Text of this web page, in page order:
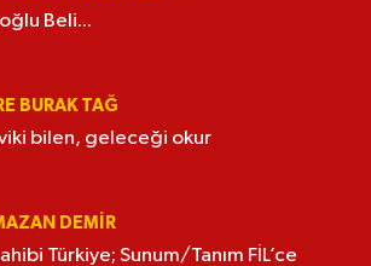
Beli...
BURAK TAĞ
bilen, geleceği okur
DEMİR
Türkiye; Sunum/Tanım FİL’ce